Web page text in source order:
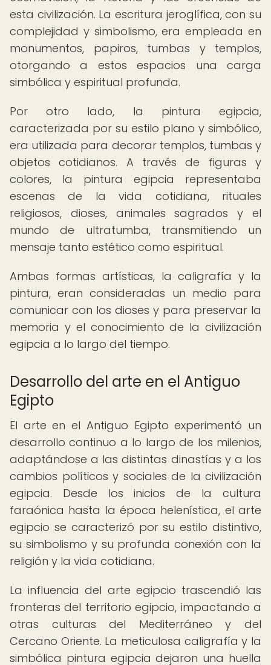
esta civilización. La escritura jeroglífica, con su
complejidad y simbolismo, era empleada en
monumentos, papiros, tumbas y templos,
otorgando a estos espacios una carga
simbólica y espiritual profunda.
Por otro lado, la pintura egipcia,
caracterizada por su estilo plano y simbólico,
era utilizada para decorar templos, tumbas y
objetos cotidianos. A través de figuras y
colores, la pintura egipcia representaba
escenas de la vida cotidiana, rituales
religiosos, dioses, animales sagrados y el
mundo de ultratumba, transmitiendo un
mensaje tanto estético como espiritual.
Ambas formas artísticas, la caligrafía y la
pintura, eran consideradas un medio para
comunicar con los dioses y para preservar la
memoria y el conocimiento de la civilización
egipcia a lo largo del tiempo.
Desarrollo del arte en el Antiguo
Egipto
El arte en el Antiguo Egipto experimentó un
desarrollo continuo a lo largo de los milenios,
adaptándose a las distintas dinastías y a los
cambios políticos y sociales de la civilización
egipcia. Desde los inicios de la cultura
faraónica hasta la época helenística, el arte
egipcio se caracterizó por su estilo distintivo,
su simbolismo y su profunda conexión con la
religión y la vida cotidiana.
La influencia del arte egipcio trascendió las
fronteras del territorio egipcio, impactando a
otras culturas del Mediterráneo y del
Cercano Oriente. La meticulosa caligrafía y la
simbólica pintura egipcia dejaron una huella